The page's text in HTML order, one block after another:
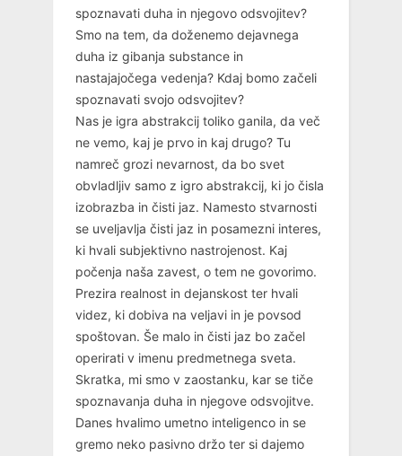
spoznavati duha in njegovo odsvojitev?
Smo na tem, da doženemo dejavnega
duha iz gibanja substance in
nastajajočega vedenja? Kdaj bomo začeli
spoznavati svojo odsvojitev?
Nas je igra abstrakcij toliko ganila, da več
ne vemo, kaj je prvo in kaj drugo? Tu
namreč grozi nevarnost, da bo svet
obvladljiv samo z igro abstrakcij, ki jo čisla
izobrazba in čisti jaz. Namesto stvarnosti
se uveljavlja čisti jaz in posamezni interes,
ki hvali subjektivno nastrojenost. Kaj
počenja naša zavest, o tem ne govorimo.
Prezira realnost in dejanskost ter hvali
videz, ki dobiva na veljavi in je povsod
spoštovan. Še malo in čisti jaz bo začel
operirati v imenu predmetnega sveta.
Skratka, mi smo v zaostanku, kar se tiče
spoznavanja duha in njegove odsvojitve.
Danes hvalimo umetno inteligenco in se
gremo neko pasivno držo ter si dajemo